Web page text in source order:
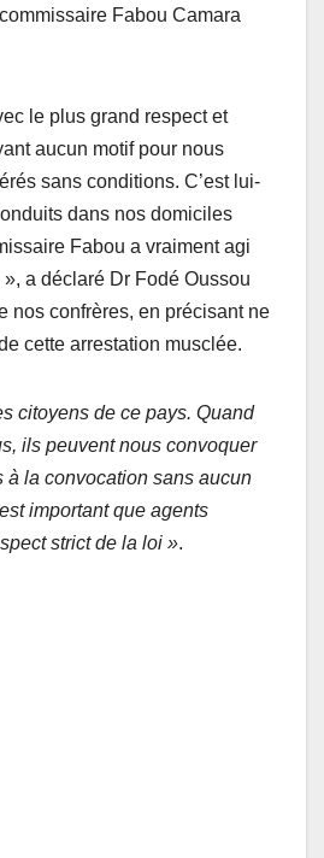
Fabou Camara
le plus grand respect et
aucun motif pour nous
sans conditions. C’est lui-
dans nos domiciles
Fabou a vraiment agi
a déclaré Dr Fodé Oussou
nos confrères, en précisant ne
cette arrestation musclée.
citoyens de ce pays. Quand
ils peuvent nous convoquer
à la convocation sans aucun
important que agents
strict de la loi ».